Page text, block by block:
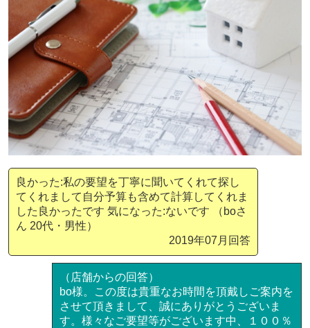
良かった:私の要望を丁寧に聞いてくれて探し
てくれまして自分予算も含めて計算してくれま
した良かったです 気になった:ないです （boさ
ん 20代・男性）
2019年07月回答
（店舗からの回答）
bo様。この度は貴重なお時間を頂戴しご案内を
させて頂きまして、誠にありがとうございま
す。様々なご要望等がございます中、１００％